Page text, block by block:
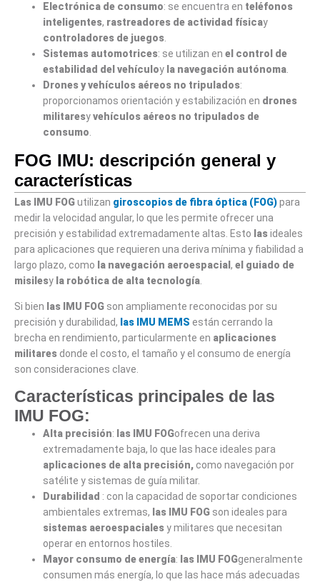
Electrónica de consumo: se encuentra en teléfonos
inteligentes, rastreadores de actividad físicay
controladores de juegos.
Sistemas automotrices: se utilizan en el control de
estabilidad del vehículoy la navegación autónoma.
Drones y vehículos aéreos no tripulados:
proporcionamos orientación y estabilización en drones
militaresyvehículos aéreos no tripulados de
consumo.
FOG IMU: descripción general y
características
Las IMU FOGutilizan giroscopios de fibra óptica (FOG)para
medir la velocidad angular, lo que les permite ofrecer una
precisión y estabilidad extremadamente altas. Esto lasideales
para aplicaciones que requieren una deriva mínima y fiabilidad a
largo plazo, como la navegación aeroespacial , el guiado de
misilesy la robótica de alta tecnología
Si bien las IMU FOG son ampliamente reconocidas por su
precisión y durabilidad, las IMU MEMS están cerrando la
brecha en rendimiento, particularmente en aplicaciones
militares donde el costo, el tamaño y el consumo de energía
son consideraciones clave.
Características principales de las
IMU FOG:
Alta precisión: las IMU FOGofrecen una deriva
extremadamente baja, lo que las hace ideales para
aplicaciones de alta precisión, como navegación por
satélite y sistemas de guía militar.
Durabilidad : con la capacidad de soportar condiciones
ambientales extremas, las IMU FOG son ideales para
sistemas aeroespacialesy militares que necesitan
operar en entornos hostiles.
Mayor consumo de energía: las IMU FOGgeneralmente
consumen más energía, lo que las hace más adecuadas